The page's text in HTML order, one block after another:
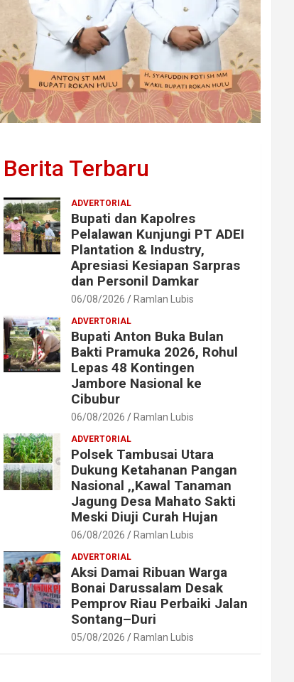
Berita Terbaru
ADVERTORIAL
Bupati dan Kapolres
Pelalawan Kunjungi PT ADEI
Plantation & Industry,
Apresiasi Kesiapan Sarpras
dan Personil Damkar
06/08/2026 Ramlan Lubis
ADVERTORIAL
Bupati Anton Buka Bulan
Bakti Pramuka 2026, Rohul
Lepas 48 Kontingen
Jambore Nasional ke
Cibubur
06/08/2026 Ramlan Lubis
ADVERTORIAL
Polsek Tambusai Utara
Dukung Ketahanan Pangan
Nasional ,,Kawal Tanaman
Jagung Desa Mahato Sakti
Meski Diuji Curah Hujan
06/08/2026 Ramlan Lubis
ADVERTORIAL
Aksi Damai Ribuan Warga
Bonai Darussalam Desak
Pemprov Riau Perbaiki Jalan
Sontang–Duri
05/08/2026 Ramlan Lubis